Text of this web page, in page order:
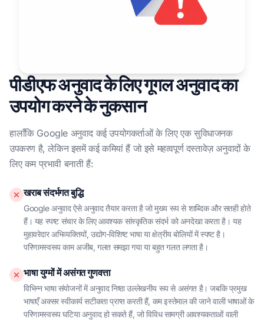
पीडीएफ अनुवाद के लिए गूगल अनुवाद का
उपयोग करने के नुकसान
हालाँकि Google अनुवाद कई उपयोगकर्ताओं के लिए एक सुविधाजनक
उपकरण है, लेकिन इसमें कई कमियां हैं जो इसे महत्वपूर्ण दस्तावेज़ अनुवादों के
लिए कम प्रभावी बनाती हैं:
खराब संदर्भगत बुद्धि
Google अनुवाद ऐसे अनुवाद तैयार करता है जो मुख्य रूप से शाब्दिक और सतही होते
हैं। यह स्पष्ट संचार के लिए आवश्यक सांस्कृतिक संदर्भ को अनदेखा करता है। यह
मुहावरेदार अभिव्यक्तियों, उद्योग-विशिष्ट भाषा या क्षेत्रीय बोलियों में स्पष्ट है।
परिणामस्वरूप काम अजीब, गलत समझा गया या बहुत गलत लगता है।
भाषा युग्मों में असंगत गुणवत्ता
विभिन्न भाषा संयोजनों में अनुवाद निष्ठा उल्लेखनीय रूप से असंगत है। जबकि प्रमुख
भाषाएँ अक्सर स्वीकार्य सटीकता प्राप्त करती हैं, कम इस्तेमाल की जाने वाली भाषाओं के
परिणामस्वरूप घटिया अनुवाद हो सकते हैं, जो विविध सामग्री आवश्यकताओं वाली